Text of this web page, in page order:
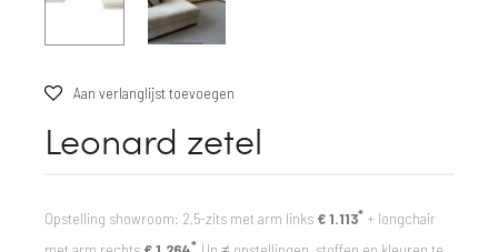
Aan verlanglijst toevoegen
Leonard zetel
Opstelling showroom: 2,5-zits met arm links € 1.113* + longchair
*